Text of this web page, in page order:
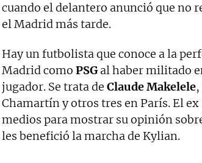
cuando el delantero anunció que no
el Madrid más tarde.
Hay un futbolista que conoce a la
Madrid como PSG al haber militado
jugador. Se trata de Claude Makelele
Chamartín y otros tres en París. El
medios para mostrar su opinión
les benefició la marcha de Kylian.